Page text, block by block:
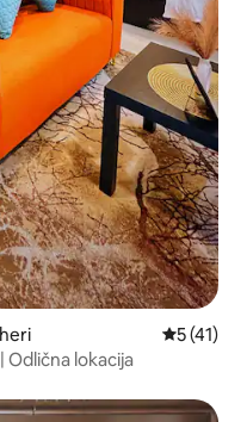
5 (41)
Odlična lokacija